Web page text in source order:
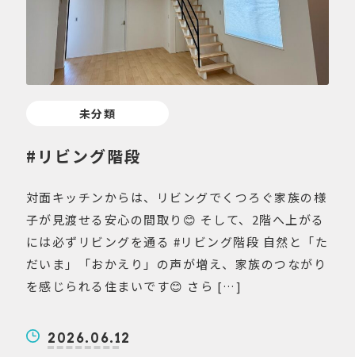
未分類
#リビング階段
対面キッチンからは、リビングでくつろぐ家族の様
子が見渡せる安心の間取り😊 そして、2階へ上がる
には必ずリビングを通る #リビング階段 自然と「た
だいま」「おかえり」の声が増え、家族のつながり
を感じられる住まいです😊 さら […]
2026.06.12